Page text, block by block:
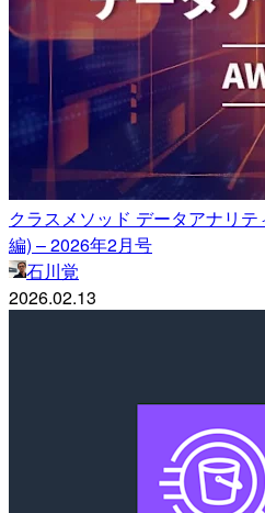
クラスメソッド データアナリ
編) – 2026年2月号
石川覚
2026.02.13